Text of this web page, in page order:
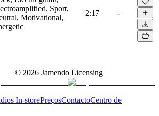
Sport,
Motivational,
2:17 -
© 2026 Jamendo Licensing
In-storePreçosContactoCentro de